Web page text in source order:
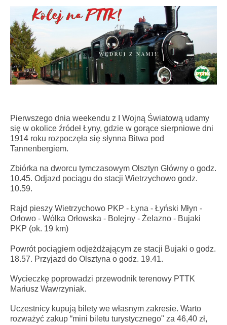
Pierwszego dnia weekendu z I Wojną Światową udamy
się w okolice źródeł Łyny, gdzie w gorące sierpniowe dni
1914 roku rozpoczęła się słynna Bitwa pod
Tannenbergiem.
Zbiórka na dworcu tymczasowym Olsztyn Główny o godz.
10.45. Odjazd pociągu do stacji Wietrzychowo godz.
10.59.
Rajd pieszy Wietrzychowo PKP - Łyna - Łyński Młyn -
Orłowo - Wólka Orłowska - Bolejny - Żelazno - Bujaki
PKP (ok. 19 km)
Powrót pociągiem odjeżdżającym ze stacji Bujaki o godz.
18.57. Przyjazd do Olsztyna o godz. 19.41.
Wycieczkę poprowadzi przewodnik terenowy PTTK
Mariusz Wawrzyniak.
Uczestnicy kupują bilety we własnym zakresie. Warto
rozważyć zakup “mini biletu turystycznego" za 46,40 zł,